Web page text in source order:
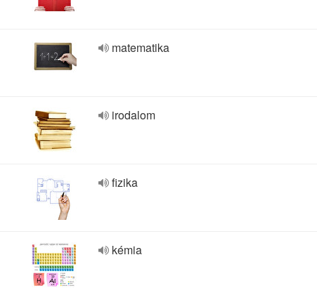
matematika
irodalom
fizika
kémia